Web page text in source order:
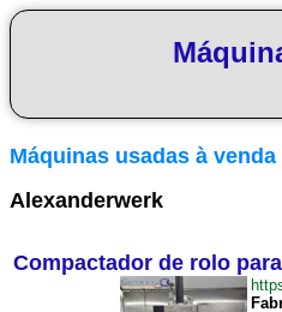
Máquinas usadas à venda
Alexanderwerk
Compactador de rolo